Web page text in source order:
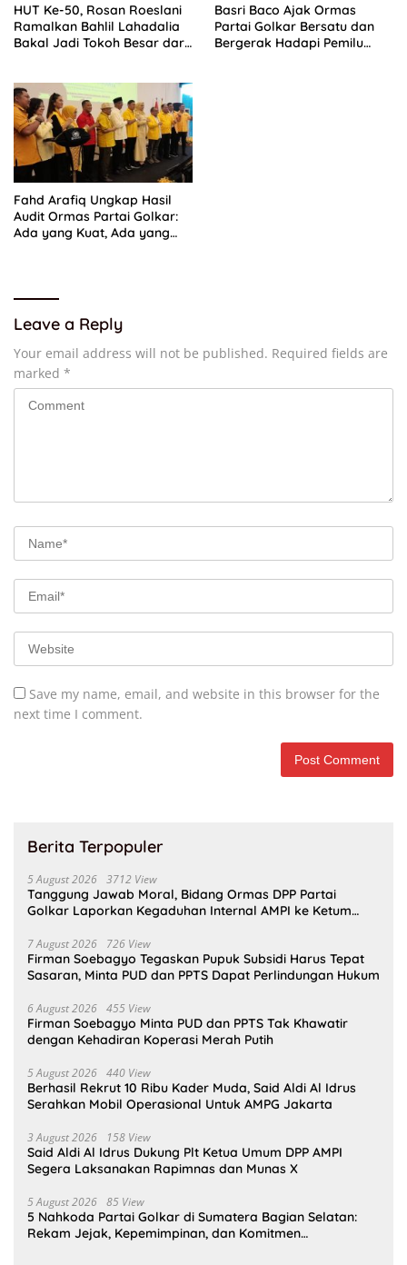
HUT Ke-50, Rosan Roeslani
Ramalkan Bahlil Lahadalia
Bakal Jadi Tokoh Besar dari
Basri Baco Ajak Ormas
Partai Golkar Bersatu dan
Bergerak Hadapi Pemilu
Fahd Arafiq Ungkap Hasil
Audit Ormas Partai Golkar:
Ada yang Kuat, Ada yang
Leave a Reply
Your email address will not be published. Required fields are
marked *
Save my name, email, and website in this browser for the
next time I comment.
Berita Terpopuler
5 August 2026 3712 View
Tanggung Jawab Moral, Bidang Ormas DPP Partai
Golkar Laporkan Kegaduhan Internal AMPI ke Ketum
7 August 2026 726 View
Firman Soebagyo Tegaskan Pupuk Subsidi Harus Tepat
Sasaran, Minta PUD dan PPTS Dapat Perlindungan Hukum
6 August 2026 455 View
Firman Soebagyo Minta PUD dan PPTS Tak Khawatir
dengan Kehadiran Koperasi Merah Putih
5 August 2026 440 View
Berhasil Rekrut 10 Ribu Kader Muda, Said Aldi Al Idrus
Serahkan Mobil Operasional Untuk AMPG Jakarta
3 August 2026 158 View
Said Aldi Al Idrus Dukung Plt Ketua Umum DPP AMPI
Segera Laksanakan Rapimnas dan Munas X
5 August 2026 85 View
5 Nahkoda Partai Golkar di Sumatera Bagian Selatan:
Rekam Jejak, Kepemimpinan, dan Komitmen